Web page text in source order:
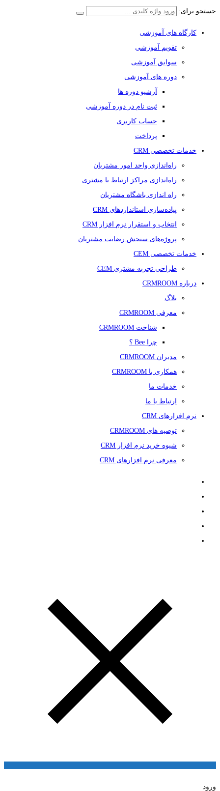
جستجو برای:
کارگاه های آموزشی
تقویم آموزشی
سوابق آموزشی
دوره های آموزشی
آرشیو دوره ها
ثبت نام در دوره آموزشی
حساب کاربری
پرداخت
خدمات تخصصی CRM
راه‌اندازی واحد امور مشتریان
راه‌اندازی مراکز ارتباط با مشتری
راه اندازی باشگاه مشتریان
پیاده‌سازی استانداردهای CRM
انتخاب و استقرار نرم افزار CRM
پروژه‌های سنجش رضایت مشتریان
خدمات تخصصی CEM
طراحی تجربه مشتری CEM
درباره CRMROOM
بلاگ
معرفی CRMROOM
شناخت CRMROOM
چرا Bee ؟
مدیران CRMROOM
همکاری با CRMROOM
خدمات ما
ارتباط با ما
نرم افزارهای CRM
توصیه های CRMROOM
شیوه خرید نرم افزار CRM
معرفی نرم افزارهای CRM
ورود